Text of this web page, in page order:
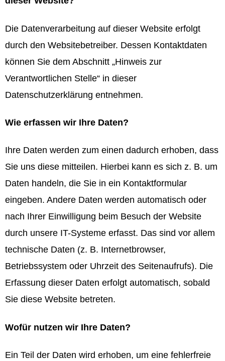
Die Datenverarbeitung auf dieser Website erfolgt
durch den Websitebetreiber. Dessen Kontaktdaten
können Sie dem Abschnitt „Hinweis zur
Verantwortlichen Stelle“ in dieser
Datenschutzerklärung entnehmen.
Wie erfassen wir Ihre Daten?
Ihre Daten werden zum einen dadurch erhoben, dass
Sie uns diese mitteilen. Hierbei kann es sich z. B. um
Daten handeln, die Sie in ein Kontaktformular
eingeben. Andere Daten werden automatisch oder
nach Ihrer Einwilligung beim Besuch der Website
durch unsere IT-Systeme erfasst. Das sind vor allem
technische Daten (z. B. Internetbrowser,
Betriebssystem oder Uhrzeit des Seitenaufrufs). Die
Erfassung dieser Daten erfolgt automatisch, sobald
Sie diese Website betreten.
Wofür nutzen wir Ihre Daten?
Ein Teil der Daten wird erhoben, um eine fehlerfreie